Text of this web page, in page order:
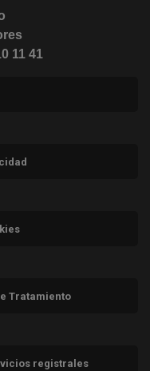
11 41
Tratamiento
registrales